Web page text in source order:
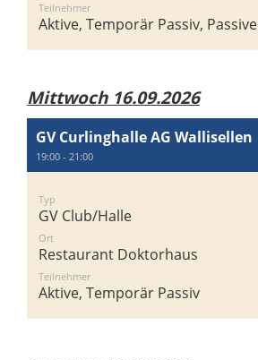
Teilnehmer
Aktive, Temporär Passiv, Passive
Mittwoch 16.09.2026
GV Curlinghalle AG Wallisellen
19:00 - 21:00
Typ
GV Club/Halle
Ort
Restaurant Doktorhaus
Teilnehmer
Aktive, Temporär Passiv